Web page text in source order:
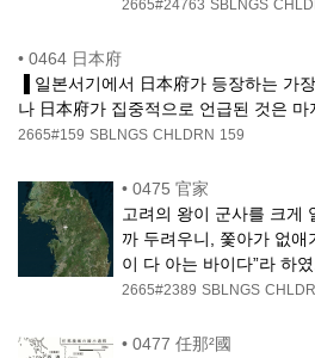
2665#24763 SBLNGS
• 0464 日本府
▐ 일본서기에서 日本府가 등장하는
나 日本府가 집중적으로 언급된 것은 마
2665#159 SBLNGS CHLDRN 159
• 0475 官家
고려의 왕이 군사를 크게
까 두려우니, 쫓아가 없
이 다 아는 바이다”라 하
2665#2389 SBLNGS
• 0477 任那²國